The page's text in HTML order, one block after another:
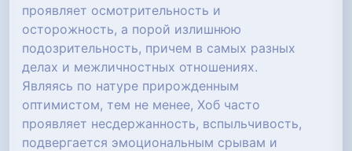
проявляет осмотрительность и
осторожность, а порой излишнюю
подозрительность, причем в самых разных
делах и межличностных отношениях.
Являясь по натуре прирожденным
оптимистом, тем не менее, Хоб часто
проявляет несдержанность, вспыльчивость,
подвергается эмоциональным срывам и